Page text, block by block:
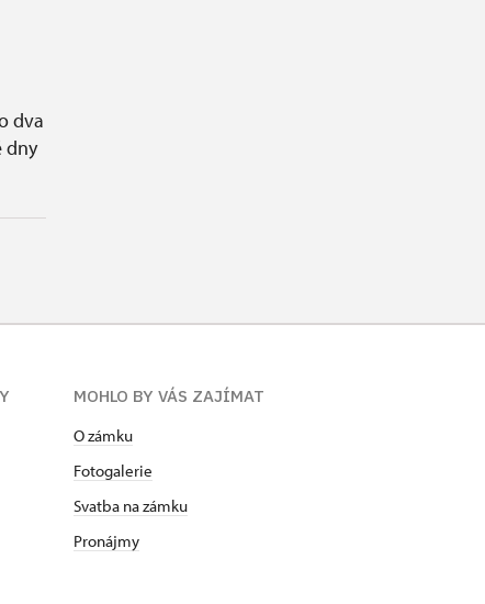
dva
dny
MOHLO BY VÁS ZAJÍMAT
O zámku
Fotogalerie
Svatba na zámku
Pronájmy